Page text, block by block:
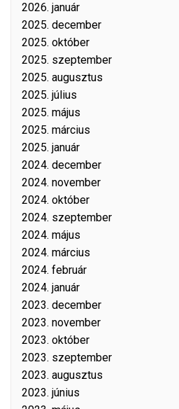
2026. január
2025. december
2025. október
2025. szeptember
2025. augusztus
2025. július
2025. május
2025. március
2025. január
2024. december
2024. november
2024. október
2024. szeptember
2024. május
2024. március
2024. február
2024. január
2023. december
2023. november
2023. október
2023. szeptember
2023. augusztus
2023. június